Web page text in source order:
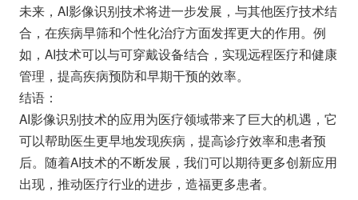
未来，AI影像识别技术将进一步发展，与其他医疗技术结
合，在疾病早筛和个性化治疗方面发挥更大的作用。例
如，AI技术可以与可穿戴设备结合，实现远程医疗和健康
管理，提高疾病预防和早期干预的效率。
结语：
AI影像识别技术的应用为医疗领域带来了巨大的机遇，它
可以帮助医生更早地发现疾病，提高诊疗效率和患者预
后。随着AI技术的不断发展，我们可以期待更多创新应用
出现，推动医疗行业的进步，造福更多患者。